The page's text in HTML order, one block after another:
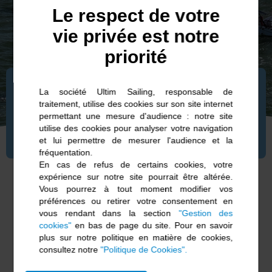
3 MAI 2025
Bon départ et spectacle
magique en baie du Pouliguen !
Ce samedi 3 mai à 13h, 89* Mini 6.50 se sont
élancés sur la ligne de départ de la 24ème
édition de LA Pornichet Select pour un
Le respect de votre
vie privée est notre
priorité
La société Ultim Sailing, responsable de
traitement, utilise des cookies sur son site internet
permettant une mesure d'audience : notre site
utilise des cookies pour analyser votre navigation
et lui permettre de mesurer l'audience et la
fréquentation.
En cas de refus de certains cookies, votre
expérience sur notre site pourrait être altérée.
Vous pourrez à tout moment modifier vos
préférences ou retirer votre consentement en
vous rendant dans la section "Gestion des
cookies"en bas de page du site. Pour en savoir
plus sur notre politique en matière de cookies,
consultez notre"Politique de Cookies".